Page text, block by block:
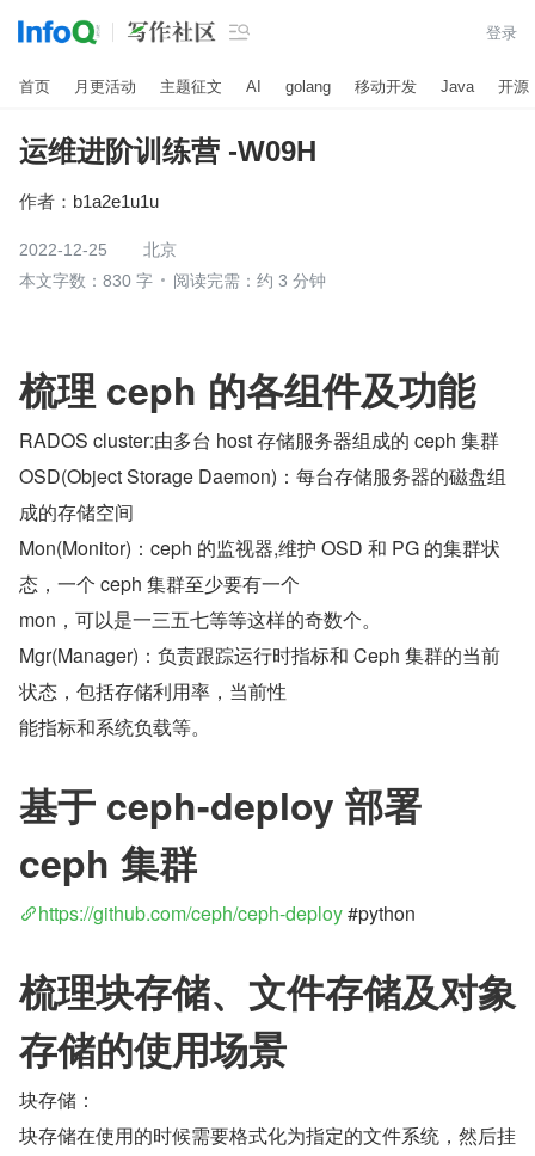
 登录
首页 月更活动 主题征文 AI golang 移动开发 Java 开源
运维进阶训练营 -W09H
作者： b1a2e1u1u
2022-12-25
北京
本文字数：830 字
阅读完需：约 3 分钟
梳理 ceph 的各组件及功能
RADOS cluster:由多台 host 存储服务器组成的 ceph 集群
OSD(Object Storage Daemon)：每台存储服务器的磁盘组
成的存储空间
Mon(Monitor)：ceph 的监视器,维护 OSD 和 PG 的集群状
态，一个 ceph 集群至少要有一个
mon，可以是一三五七等等这样的奇数个。
Mgr(Manager)：负责跟踪运行时指标和 Ceph 集群的当前
状态，包括存储利用率，当前性
能指标和系统负载等。
基于 ceph-deploy 部署
ceph 集群
https://github.com/ceph/ceph-deploy #python
梳理块存储、文件存储及对象
存储的使用场景
块存储：
块存储在使用的时候需要格式化为指定的文件系统，然后挂